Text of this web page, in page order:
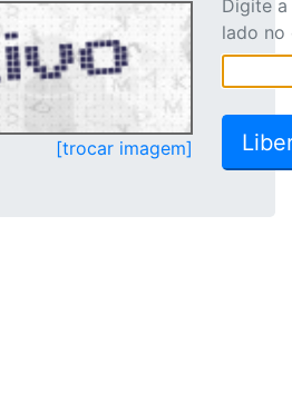
[trocar imagem]
Digite
lado no